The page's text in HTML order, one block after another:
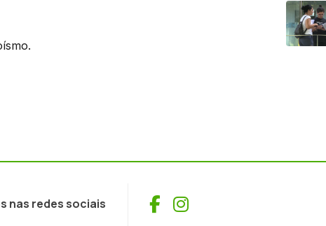
nas redes sociais Facebook
Instagram